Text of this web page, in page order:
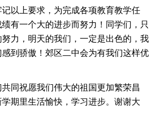
以上要求，为完成各项教育教学任
有一个大的进步而努力！同学们，只
力，明天的我们，一定是出色的，我
到骄傲！郊区二中会为有我们这样优
同祝愿我们伟大的祖国更加繁荣昌
期里生活愉快，学习进步。谢谢大